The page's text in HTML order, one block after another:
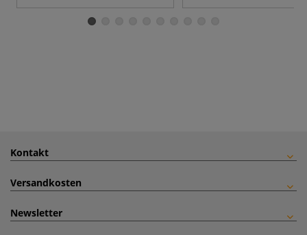
Kontakt
Versandkosten
Newsletter